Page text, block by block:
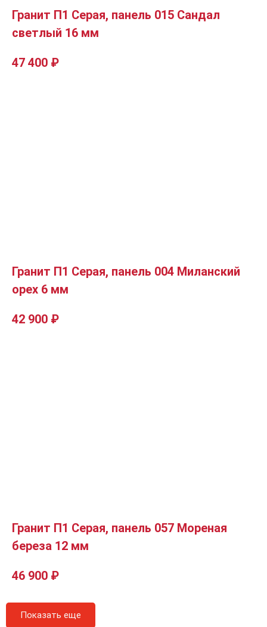
Гранит П1 Серая, панель 015 Сандал
светлый 16 мм
47 400 ₽
Гранит П1 Серая, панель 004 Миланский
орех 6 мм
42 900 ₽
Гранит П1 Серая, панель 057 Мореная
береза 12 мм
46 900 ₽
Показать еще